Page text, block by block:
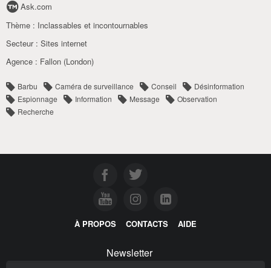
Ask.com
Thème : Inclassables et incontournables
Secteur : Sites internet
Agence : Fallon (London)
Barbu Caméra de surveillance Conseil
Désinformation
Espionnage
Information Message
Observation
Recherche
À PROPOS CONTACTS AIDE
Newsletter